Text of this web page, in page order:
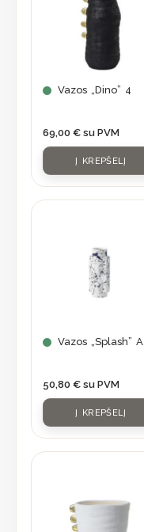
Vazos „Dino” 4
69,00 € su PVM
Į KREPŠELĮ
Vazos „Splash” A
50,80 € su PVM
Į KREPŠELĮ